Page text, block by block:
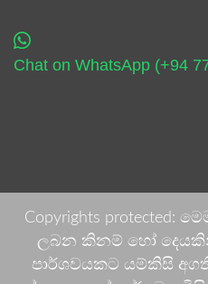
Chat on WhatsApp (+94
Copyrights protected:
ලබන කිනම් හෝ
පාර්ශවයකට යම්කිසි